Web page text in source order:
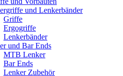
und Lenkerbänder
Griffe
Ergogriffe
Lenkerbänder
und Bar Ends
MTB Lenker
Bar Ends
Lenker Zubehör